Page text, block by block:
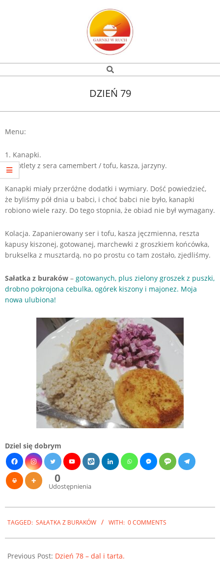
Garnki
ruch
Search
DZIEŃ 79
Menu:
1. Kanapki.
2. Kotlety z sera camembert / tofu, kasza, jarzyny.
Kanapki miały przeróżne dodatki i wymiary. Dość powiedzieć,
że byliśmy pół dnia u babci, i choć babci nie było, kanapki
robiono wiele razy. Do tego stopnia, że obiad nie był wymagany.
Kolacja. Zapanierowany ser i tofu, kasza jęczmienna, reszta
kapusy kiszonej, gotowanej, marchewki z groszkiem końcówka,
brukselka z musztardą, no po prostu co tam zostało, zjedliśmy.
Sałatka z buraków – gotowanych, plus zielony groszek z puszki,
drobno pokrojona cebulka, ogórek kiszony i majonez. Moja
nowa ulubiona!
Dziel się dobrym
0
Udostępnienia
01-
TAGGED: SAŁATKA Z BURAKÓW WITH: 0 COMMENTS
Previous Post: Dzień 78 – dal i tarta.